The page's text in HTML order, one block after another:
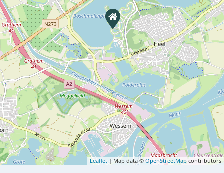
Leaflet | Map data © OpenStreetMap contributors